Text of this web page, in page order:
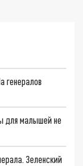
генералов
для малышей не
Зеленский